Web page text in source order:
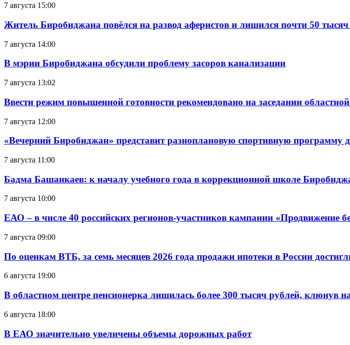
7 августа 15:00
Житель Биробиджана повёлся на развод аферистов и лишился почти 50
7 августа 14:00
В мэрии Биробиджана обсудили проблему засоров канализации
7 августа 13:02
Ввести режим повышенной готовности рекомендовано на заседании
7 августа 12:00
«Вечерний Биробиджан» представит разноплановую спортивную программу
7 августа 11:00
Бадма Башанкаев: к началу учебного года в коррекционной школе
7 августа 10:00
ЕАО – в числе 40 российских регионов-участников кампании «Продвижение
7 августа 09:00
По оценкам ВТБ, за семь месяцев 2026 года продажи ипотеки в России
6 августа 19:00
В областном центре пенсионерка лишилась более 300 тысяч рублей, клюнув
6 августа 18:00
В ЕАО значительно увеличены объемы дорожных работ